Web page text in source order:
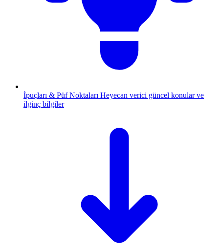
İpuçları & Püf Noktaları Heyecan verici güncel konular ve
ilginç bilgiler